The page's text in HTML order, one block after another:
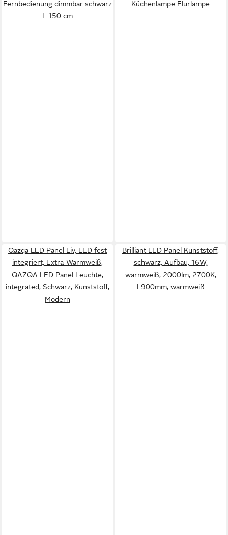
Fernbedienung dimmbar schwarz
L 150 cm
Küchenlampe Flurlampe
Qazqa LED Panel Liv, LED fest
integriert, Extra-Warmweiß,
QAZQA LED Panel Leuchte,
integrated, Schwarz, Kunststoff,
Modern
Brilliant LED Panel Kunststoff,
schwarz, Aufbau, 16W,
warmweiß, 2000lm, 2700K,
L900mm, warmweiß